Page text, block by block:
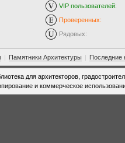
VIP пользователей:
Проверенных:
Рядовых:
| Памятники Архитектуры | Последние
для архитекторов,
и коммерческое